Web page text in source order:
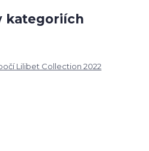
kategoriích
Lilibet Collection 2022